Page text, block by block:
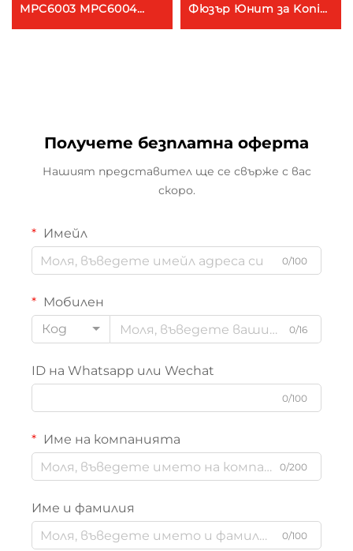
MPC6003 MPC6004
Цвятен тонър
Фюзър Юнит за Konica
Minolta 552 652 554 654
Получете безплатна оферта
Нашият представител ще се свърже с вас
скоро.
Имейл
0/100
Мобилен
Код
0/16
ID на Whatsapp или Wechat
0/100
Име на компанията
0/200
Име и фамилия
0/100